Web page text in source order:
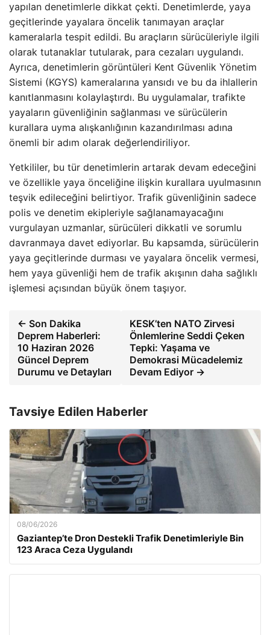
yapılan denetimlerle dikkat çekti. Denetimlerde, yaya
geçitlerinde yayalara öncelik tanımayan araçlar
kameralarla tespit edildi. Bu araçların sürücüleriyle ilgili
olarak tutanaklar tutularak, para cezaları uygulandı.
Ayrıca, denetimlerin görüntüleri Kent Güvenlik Yönetim
Sistemi (KGYS) kameralarına yansıdı ve bu da ihlallerin
kanıtlanmasını kolaylaştırdı. Bu uygulamalar, trafikte
yayaların güvenliğinin sağlanması ve sürücülerin
kurallara uyma alışkanlığının kazandırılması adına
önemli bir adım olarak değerlendiriliyor.
Yetkililer, bu tür denetimlerin artarak devam edeceğini
ve özellikle yaya önceliğine ilişkin kurallara uyulmasının
teşvik edileceğini belirtiyor. Trafik güvenliğinin sadece
polis ve denetim ekipleriyle sağlanamayacağını
vurgulayan uzmanlar, sürücüleri dikkatli ve sorumlu
davranmaya davet ediyorlar. Bu kapsamda, sürücülerin
yaya geçitlerinde durması ve yayalara öncelik vermesi,
hem yaya güvenliği hem de trafik akışının daha sağlıklı
işlemesi açısından büyük önem taşıyor.
← Son Dakika
Deprem Haberleri:
10 Haziran 2026
Güncel Deprem
Durumu ve Detayları
KESK’ten NATO Zirvesi
Önlemlerine Seddi Çeken
Tepki: Yaşama ve
Demokrasi Mücadelemiz
Devam Ediyor →
Tavsiye Edilen Haberler
08/06/2026
Gaziantep’te Dron Destekli Trafik Denetimleriyle Bin
123 Araca Ceza Uygulandı